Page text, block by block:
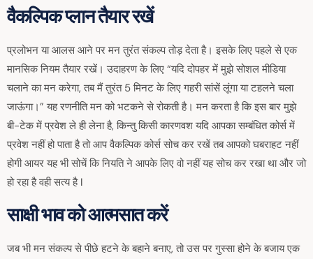
वैकल्पिक प्लान तैयार रखें
प्रलोभन या आलस आने पर मन तुरंत संकल्प तोड़ देता है। इसके लिए पहले से एक
मानसिक नियम तैयार रखें। उदाहरण के लिए “यदि दोपहर में मुझे सोशल मीडिया
चलाने का मन करेगा, तब मैं तुरंत 5 मिनट के लिए गहरी सांसें लूंगा या टहलने चला
जाऊंगा।” यह रणनीति मन को भटकने से रोकती है। मन करता है कि इस बार मुझे
बी-टेक में प्रवेश ले ही लेना है, किन्तु किसी कारणवश यदि आपका सम्बंधित कोर्स में
प्रवेश नहीं हो पाता है तो आप वैकल्पिक कोर्स सोच कर रखें तब आपको घबराहट नहीं
होगी आयर यह भी सोचें कि नियति ने आपके लिए वो नहीं यह सोच कर रखा था और जो
हो रहा है वही सत्य है I
साक्षी भाव को आत्मसात करें
जब भी मन संकल्प से पीछे हटने के बहाने बनाए, तो उस पर गुस्सा होने के बजाय एक